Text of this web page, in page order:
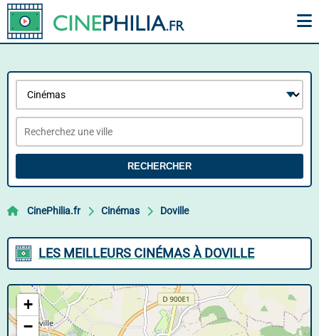
RECHERCHER
CinePhilia.fr Cinémas Doville
LES MEILLEURS CINÉMAS À DOVILLE
+
−